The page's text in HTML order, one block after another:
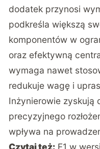
dodatek przynosi
podkreśla większą
komponentów w
oraz efektywną
wymaga nawet
redukuje wagę i
Inżynierowie zyskują
precyzyjnego
wpływa na
Czytaj też: F1 w